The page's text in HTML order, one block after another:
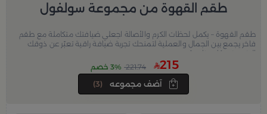
طقم القهوة من مجموعة سولفول
طقم القهوة – يكمل لحظات الكرم والأصالة اجعلي ضيافتك متكاملة مع طقم
فاخر يجمع بين الجمال والعملية لتمنحك تجربة ضيافة راقية تعبّر عن ذوقك
الرفيع في كل مناسبة.
215
221.74 3% خصم
(3)